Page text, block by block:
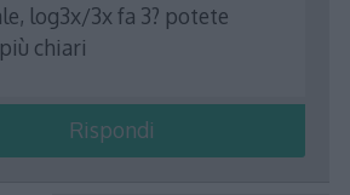
log3x/3x fa 3? potete
chiari
Rispondi